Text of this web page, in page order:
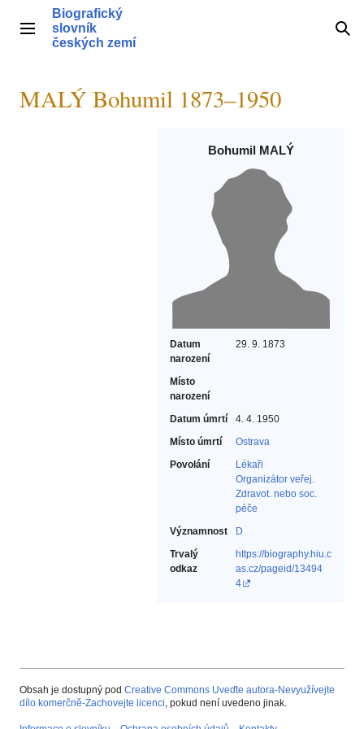
obsahHlavní menu
Biografický
slovník
českých zemí
MALÝ Bohumil 1873–1950
Bohumil MALÝ
Datum
narození
29. 9. 1873
Místo
narození
Datum úmrtí
4. 4. 1950
Místo úmrtí
Ostrava
Povolání
Lékaři‎
Organizátor veřej.
Zdravot. nebo soc.
péče‎
Významnost
D
Trvalý
odkaz
https://biography.hiu.c
as.cz/pageid/13494
4
Obsah je dostupný pod Creative Commons Uveďte autora-Nevyužívejte
dílo komerčně-Zachovejte licenci, pokud není uvedeno jinak.